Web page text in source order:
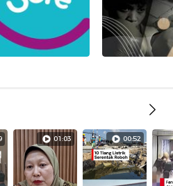
01:03 00:52